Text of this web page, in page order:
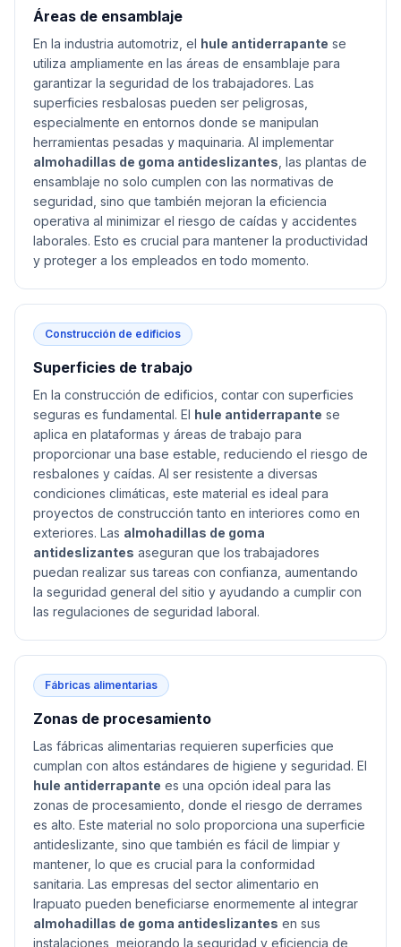
Áreas de ensamblaje
En la industria automotriz, el hule antiderrapante se
utiliza ampliamente en las áreas de ensamblaje para
garantizar la seguridad de los trabajadores. Las
superficies resbalosas pueden ser peligrosas,
especialmente en entornos donde se manipulan
herramientas pesadas y maquinaria. Al implementar
almohadillas de goma antideslizantes , las plantas de
ensamblaje no solo cumplen con las normativas de
seguridad, sino que también mejoran la eficiencia
operativa al minimizar el riesgo de caídas y accidentes
laborales. Esto es crucial para mantener la productividad
y proteger a los empleados en todo momento.
Construcción de edificios
Superficies de trabajo
En la construcción de edificios, contar con superficies
seguras es fundamental. El hule antiderrapante se
aplica en plataformas y áreas de trabajo para
proporcionar una base estable, reduciendo el riesgo de
resbalones y caídas. Al ser resistente a diversas
condiciones climáticas, este material es ideal para
proyectos de construcción tanto en interiores como en
exteriores. Las almohadillas de goma
antideslizantes aseguran que los trabajadores
puedan realizar sus tareas con confianza, aumentando
la seguridad general del sitio y ayudando a cumplir con
las regulaciones de seguridad laboral.
Fábricas alimentarias
Zonas de procesamiento
Las fábricas alimentarias requieren superficies que
cumplan con altos estándares de higiene y seguridad. El
hule antiderrapante es una opción ideal para las
zonas de procesamiento, donde el riesgo de derrames
es alto. Este material no solo proporciona una superficie
antideslizante, sino que también es fácil de limpiar y
mantener, lo que es crucial para la conformidad
sanitaria. Las empresas del sector alimentario en
Irapuato pueden beneficiarse enormemente al integrar
almohadillas de goma antideslizantes en sus
instalaciones, mejorando la seguridad y eficiencia de